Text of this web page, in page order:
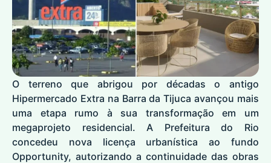
O terreno que abrigou por décadas o antigo
Hipermercado Extra na Barra da Tijuca avançou mais
uma etapa rumo à sua transformação em um
megaprojeto residencial. A Prefeitura do Rio
concedeu nova licença urbanística ao fundo
Opportunity, autorizando a continuidade das obras